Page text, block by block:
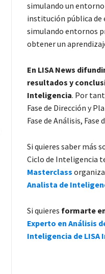
simulando un
institución pública de
simulando entornos
obtener un
En LISA News
resultados y
Inteligencia. Por
Fase de Dirección y
Fase de Análisis,
Si quieres saber más
Ciclo de Inteligencia
Masterclass
Analista de
Si quieres formarte
Experto en Análisis
Inteligencia de LISA